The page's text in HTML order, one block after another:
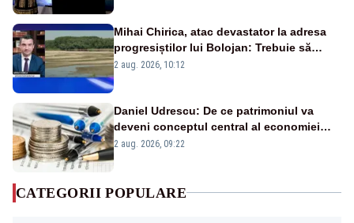
Mihai Chirica, atac devastator la adresa
progresiștilor lui Bolojan: Trebuie să
protejăm și natura, dar nu șținem omaneii
2 aug. 2026, 10:12
Daniel Udrescu: De ce patrimoniul va
deveni conceptul central al economiei
viitoare?
2 aug. 2026, 09:22
CATEGORII POPULARE